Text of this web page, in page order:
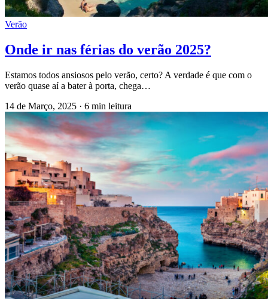
Verão
Onde ir nas férias do verão 2025?
Estamos todos ansiosos pelo verão, certo? A verdade é que com o
verão quase aí a bater à porta, chega…
14 de Março, 2025 · 6 min leitura